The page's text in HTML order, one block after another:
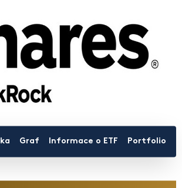
Graf Informace o ETF Portfolio